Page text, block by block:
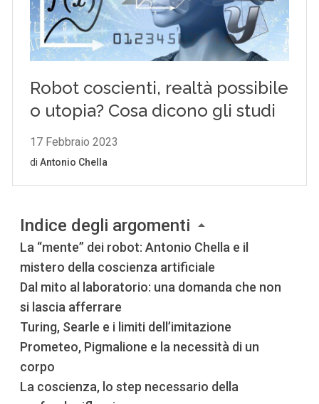
Indice degli argomenti
La “mente” dei robot: Antonio Chella e il
mistero della coscienza artificiale
Dal mito al laboratorio: una domanda che non
si lascia afferrare
Turing, Searle e i limiti dell’imitazione
Prometeo, Pigmalione e la necessità di un
corpo
La coscienza, lo step necessario della